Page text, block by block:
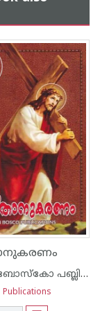
ഡോണ്‍ ബോസ്കോ പബ്ലിക്കേഷന്‍സ്